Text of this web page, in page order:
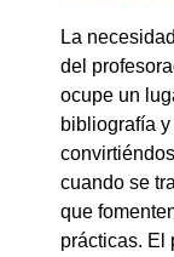
La
del
ocupe un
bibliografía
cuando se
que
prácticas. El